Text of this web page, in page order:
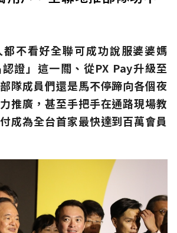
不看好全聯可成功說服婆婆媽
證」這一關、從PX Pay升級至
隊成員們還是馬不停蹄向各個夜
推廣，甚至手把手在通路現場教
成為全台首家最快達到百萬會員